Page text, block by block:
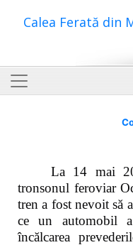
Calea Ferată din
La 14 mai
tronsonul feroviar
tren a fost nevoit să
ce un automobil
încălcarea